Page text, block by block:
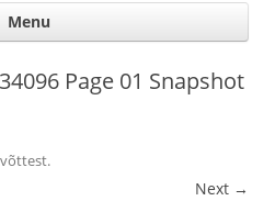
Menu
Page 01 Snapshot
.
Next →